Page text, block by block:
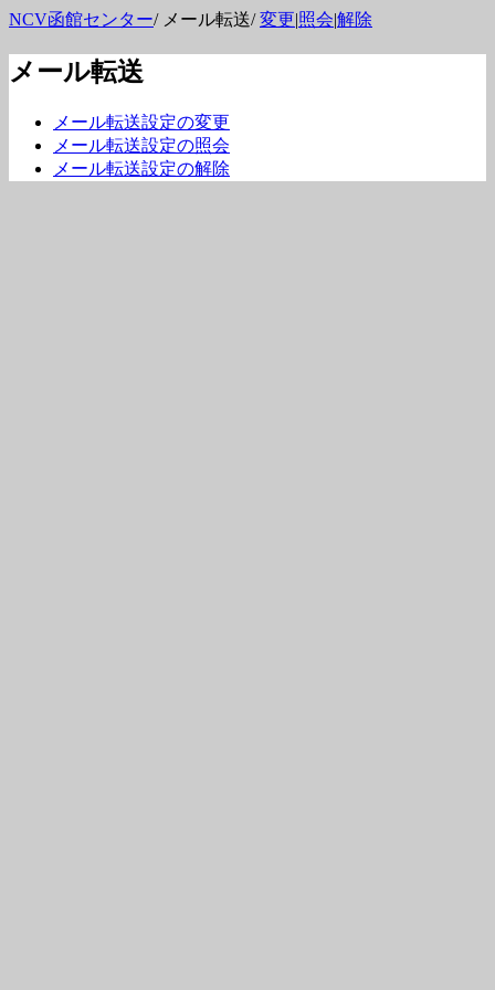
NCV函館センター/ メール転送/変更|照会|解除
メール転送
メール転送設定の変更
メール転送設定の照会
メール転送設定の解除